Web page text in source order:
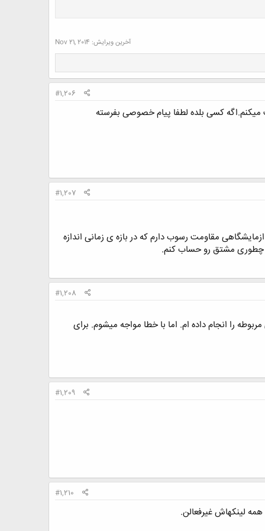
آخرین ویرایش: Nov 21, 2014
#1,206
#1,207
مقاومت رسوب دارم که در بازه ی زمانی اندازه
چطوری مشتق رو حساب کنم.
#1,208
نویسی شوند. برنامه نویسی مربوطه را انجام داده ام. اما با خطا مواجه میشوم. برای
#1,209
#1,210